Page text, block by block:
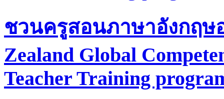
ชวนครูสอนภาษาอังกฤษ
Zealand Global
Teacher Training